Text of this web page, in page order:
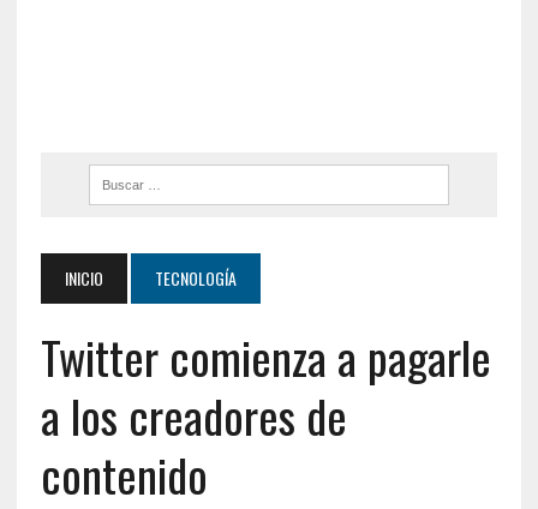
INICIO TECNOLOGÍA
Twitter comienza a pagarle
a los creadores de
contenido